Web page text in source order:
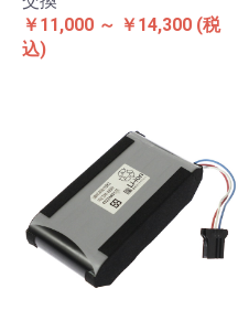
￥11,000 ～ ￥14,300 (税
込)